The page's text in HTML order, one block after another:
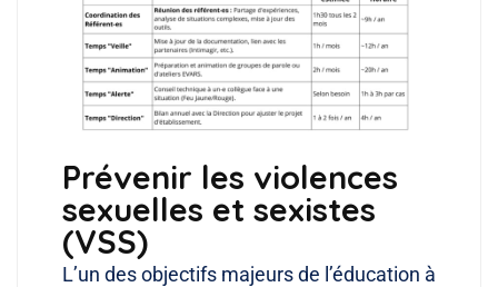
Prévenir les violences
sexuelles et sexistes
(VSS)
L’un des objectifs majeurs de l’éducation à